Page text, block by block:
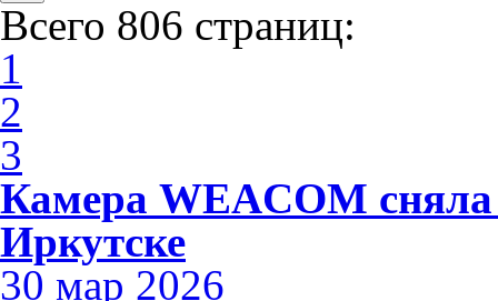
Всего 806 страниц:
1
2
3
Камера WEACOM
Иркутске
30 мар 2026